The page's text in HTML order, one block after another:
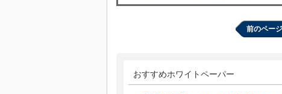
前のペー
おすすめホワイトペーパー